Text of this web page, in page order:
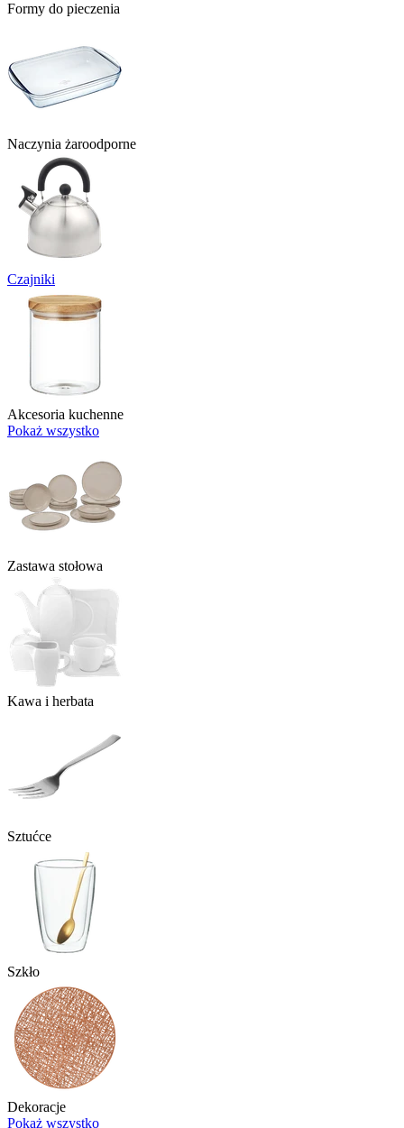
Formy do pieczenia
Naczynia żaroodporne
Czajniki
Akcesoria kuchenne
Pokaż wszystko
Zastawa stołowa
Kawa i herbata
Sztućce
Szkło
Dekoracje
Pokaż wszystko